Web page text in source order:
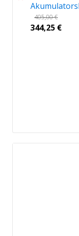
405,00€
344,25 €